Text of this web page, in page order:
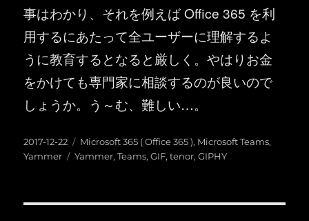
事はわかり、それを例えば Office 365 を利
用するにあたって全ユーザーに理解するよ
うに教育するとなると厳しく。やはりお金
をかけても専門家に相談するのが良いので
しょうか。う～む、難しい…。
投
稿
2017-12-22
カ
テ
Microsoft 365 ( Office 365 ), Microsoft Teams,
Yammer
タ
Yammer,Teams,GIF,tenor,GIPHY